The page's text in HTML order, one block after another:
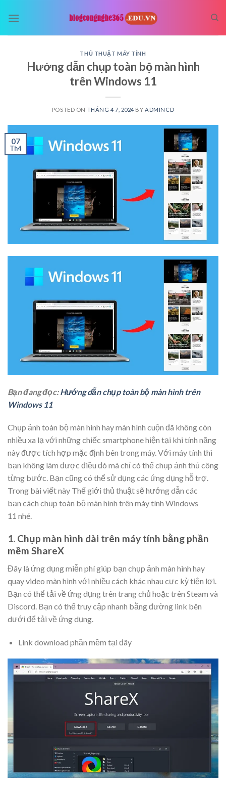
THỦ THUẬT MÁY TÍNH
Hướng dẫn chụp toàn bộ màn hình
trên Windows 11
POSTED ON THÁNG 4 7, 2024 BY ADMINCD
07
Th4
Bạn đang đọc:Hướng dẫn chụp toàn bộ màn hình trên
Windows 11
Chụp ảnh toàn bộ màn hình hay màn hình cuộn đã không còn
nhiều xa lạ với những chiếc smartphone hiện tại khi tính năng
này được tích hợp mặc định bên trong máy. Với máy tính thì
bạn không làm được điều đó mà chỉ có thể chụp ảnh thủ công
từng bước. Bạn cũng có thể sử dụng các ứng dụng hỗ trợ.
Trong bài viết này Thế giới thủ thuật sẽ hướng dẫn các
bạn cách chụp toàn bộ màn hình trên máy tính Windows
11 nhé.
1. Chụp màn hình dài trên máy tính bằng phần
mềm ShareX
Đây là ứng dụng miễn phí giúp bạn chụp ảnh màn hình hay
quay video màn hình với nhiều cách khác nhau cực kỳ tiện lợi.
Bạn có thể tải về ứng dụng trên trang chủ hoặc trên Steam và
Discord. Bạn có thể truy cập nhanh bằng đường link bên
dưới để tải về ứng dụng.
Link download phần mềm tại đây